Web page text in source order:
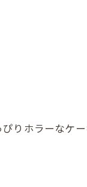
りホラーなケ